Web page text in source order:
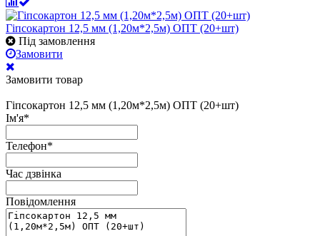
Гіпсокартон 12,5 мм (1,20м*2,5м) ОПТ (20+шт)
Під замовлення
Замовити
Замовити товар
Гіпсокартон 12,5 мм (1,20м*2,5м) ОПТ (20+шт)
Ім'я*
Телефон*
Час дзвінка
Повідомлення